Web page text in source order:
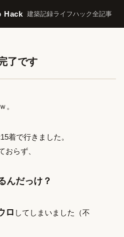
Hack 建築記録ライフハック全記事
了です
ｗ。
着で行きました。
おらず、
んだっけ？
ロ してしまいました（不